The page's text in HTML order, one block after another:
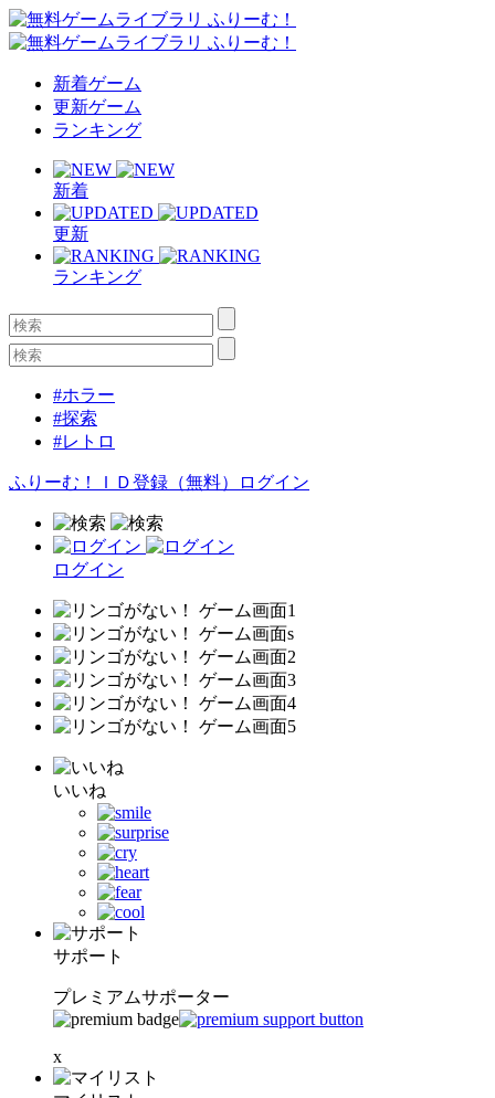
新着ゲーム
更新ゲーム
ランキング
新着
更新
ランキング
#ホラー
#探索
#レトロ
ふりーむ！ＩＤ登録（無料） ログイン
ログイン
いいね
サポート
プレミアムサポーター
x